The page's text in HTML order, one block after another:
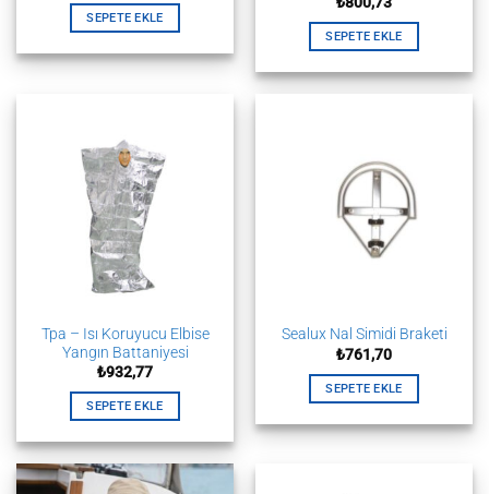
SEPETE EKLE
SEPETE EKLE
Tpa – Isı Koruyucu Elbise
Yangın Battaniyesi
₺932,77
SEPETE EKLE
Sealux Nal Simidi Braketi
₺761,70
SEPETE EKLE